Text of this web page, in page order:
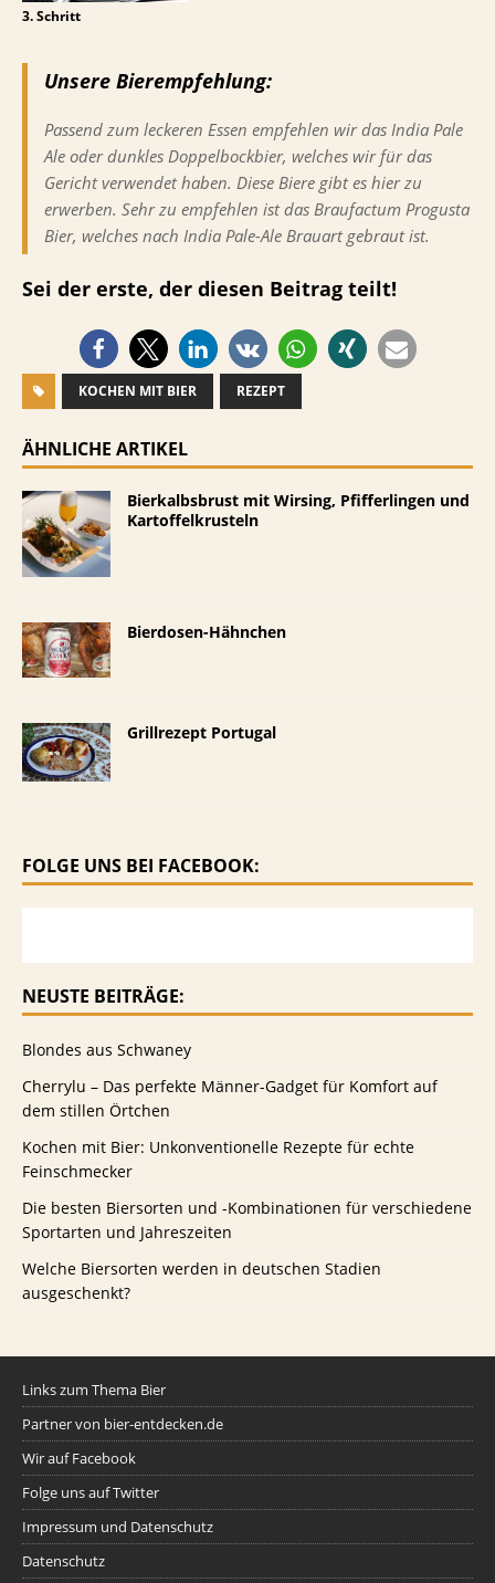
3. Schritt
Unsere Bierempfehlung:
Passend zum leckeren Essen empfehlen wir das India Pale
Ale oder dunkles Doppelbockbier, welches wir für das
Gericht verwendet haben. Diese Biere gibt es hier zu
erwerben. Sehr zu empfehlen ist das Braufactum Progusta
Bier, welches nach India Pale-Ale Brauart gebraut ist.
Sei der erste, der diesen Beitrag teilt!
KOCHEN MIT BIER REZEPT
ÄHNLICHE ARTIKEL
Bierkalbsbrust mit Wirsing, Pfifferlingen und
Kartoffelkrusteln
Bierdosen-Hähnchen
Grillrezept Portugal
FOLGE UNS BEI FACEBOOK:
NEUSTE BEITRÄGE:
Blondes aus Schwaney
Cherrylu – Das perfekte Männer-Gadget für Komfort auf
dem stillen Örtchen
Kochen mit Bier: Unkonventionelle Rezepte für echte
Feinschmecker
Die besten Biersorten und -Kombinationen für verschiedene
Sportarten und Jahreszeiten
Welche Biersorten werden in deutschen Stadien
ausgeschenkt?
Links zum Thema Bier
Partner von bier-entdecken.de
Wir auf Facebook
Folge uns auf Twitter
Impressum und Datenschutz
Datenschutz